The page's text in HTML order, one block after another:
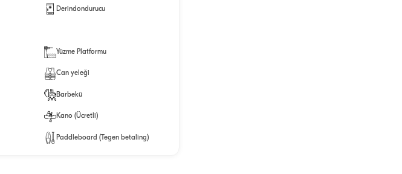
Derindondurucu
Yüzme Platformu
Can yeleği
Barbekü
Kano (Ücretli)
Paddleboard (Tegen betaling)